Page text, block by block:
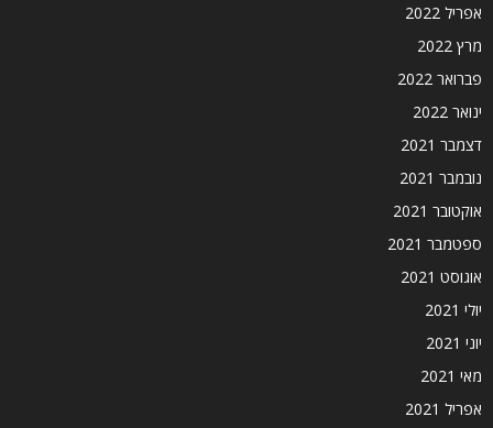
אפריל 2022
מרץ 2022
פברואר 2022
ינואר 2022
דצמבר 2021
נובמבר 2021
אוקטובר 2021
ספטמבר 2021
אוגוסט 2021
יולי 2021
יוני 2021
מאי 2021
אפריל 2021